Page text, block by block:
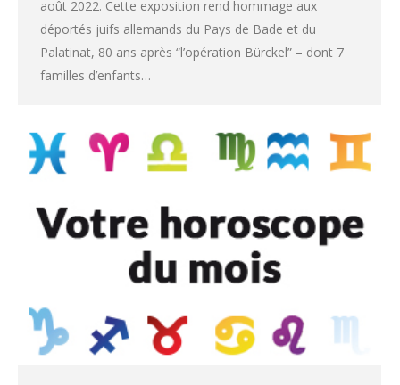
août 2022. Cette exposition rend hommage aux
déportés juifs allemands du Pays de Bade et du
Palatinat, 80 ans après “l’opération Bürckel” – dont 7
familles d’enfants…